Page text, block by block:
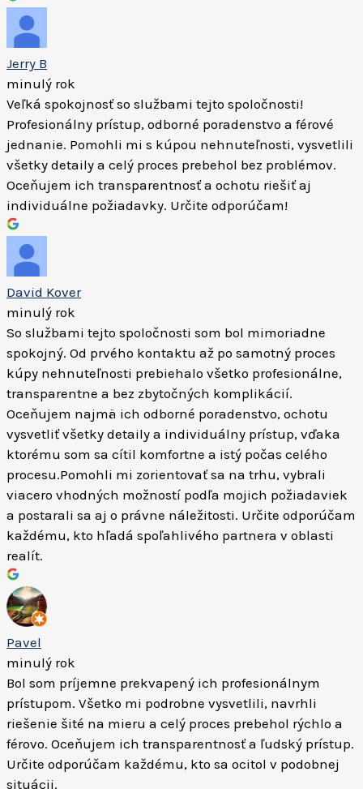
Jerry B
minulý rok
Veľká spokojnosť so službami tejto spoločnosti!
Profesionálny prístup, odborné poradenstvo a férové
jednanie. Pomohli mi s kúpou nehnuteľnosti, vysvetlili
všetky detaily a celý proces prebehol bez problémov.
Oceňujem ich transparentnosť a ochotu riešiť aj
individuálne požiadavky. Určite odporúčam!
David Kover
minulý rok
So službami tejto spoločnosti som bol mimoriadne
spokojný. Od prvého kontaktu až po samotný proces
kúpy nehnuteľnosti prebiehalo všetko profesionálne,
transparentne a bez zbytočných komplikácií.
Oceňujem najmä ich odborné poradenstvo, ochotu
vysvetliť všetky detaily a individuálny prístup, vďaka
ktorému som sa cítil komfortne a istý počas celého
procesu.Pomohli mi zorientovať sa na trhu, vybrali
viacero vhodných možností podľa mojich požiadaviek
a postarali sa aj o právne náležitosti. Určite odporúčam
každému, kto hľadá spoľahlivého partnera v oblasti
realít.
Pavel
minulý rok
Bol som príjemne prekvapený ich profesionálnym
prístupom. Všetko mi podrobne vysvetlili, navrhli
riešenie šité na mieru a celý proces prebehol rýchlo a
férovo. Oceňujem ich transparentnosť a ľudský prístup.
Určite odporúčam každému, kto sa ocitol v podobnej
situácii.